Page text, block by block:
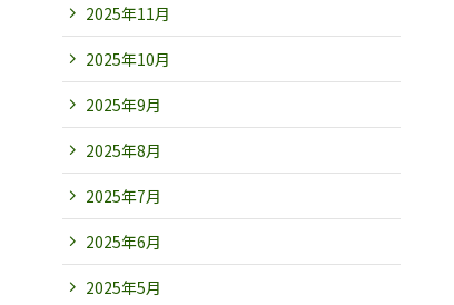
2025年11月
2025年10月
2025年9月
2025年8月
2025年7月
2025年6月
2025年5月